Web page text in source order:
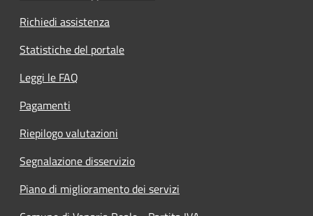
Richiedi assistenza
Statistiche del portale
Leggi le FAQ
Pagamenti
Riepilogo valutazioni
Segnalazione disservizio
Piano di miglioramento dei servizi